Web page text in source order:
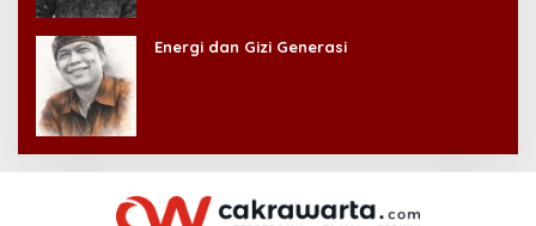
Energi dan Gizi Generasi